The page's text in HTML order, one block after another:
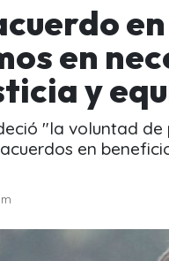
en
y
"la voluntad
en